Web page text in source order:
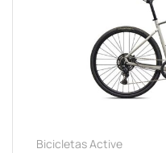
Bicicletas Active